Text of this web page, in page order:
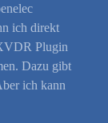
ich direkt
Plugin
Dazu gibt
ich kann